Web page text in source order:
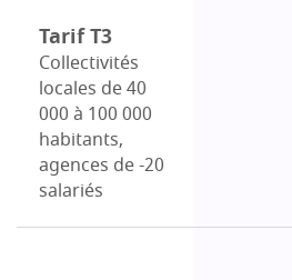
Tarif T3
Collectivités
locales de 40
000 à 100 000
habitants,
agences de -20
salariés